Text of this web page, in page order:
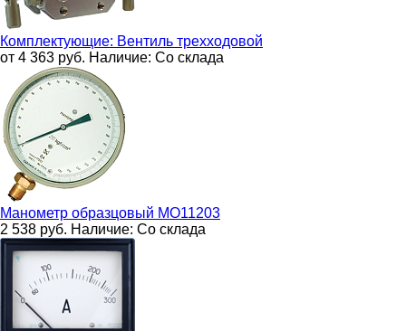
Комплектующие: Вентиль трехходовой
от 4 363 руб. Наличие: Со склада
Манометр образцовый МО11203
2 538 руб. Наличие: Со склада